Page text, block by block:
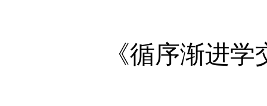
《循序渐进学